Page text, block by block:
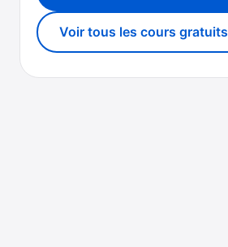
Voir tous les cours gratuits